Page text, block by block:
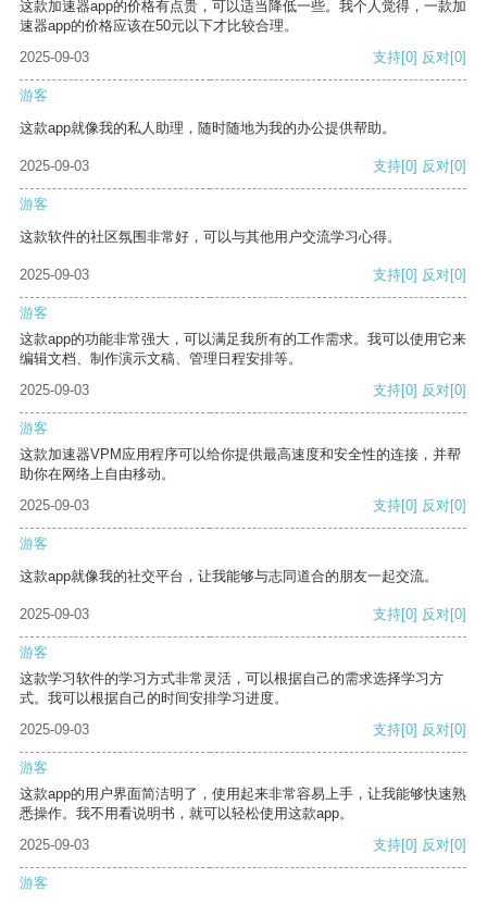
这款加速器app的价格有点贵，可以适当降低一些。我个人觉得，一款加
速器app的价格应该在50元以下才比较合理。
2025-09-03
支持[0] 反对[0]
游客
这款app就像我的私人助理，随时随地为我的办公提供帮助。
2025-09-03 支持[0] 反对[0]
游客
这款软件的社区氛围非常好，可以与其他用户交流学习心得。
2025-09-03 支持[0] 反对[0]
游客
这款app的功能非常强大，可以满足我所有的工作需求。我可以使用它来
编辑文档、制作演示文稿、管理日程安排等。
2025-09-03
支持[0] 反对[0]
游客
这款加速器VPM应用程序可以给你提供最高速度和安全性的连接，并帮
助你在网络上自由移动。
2025-09-03
支持[0] 反对[0]
游客
这款app就像我的社交平台，让我能够与志同道合的朋友一起交流。
2025-09-03 支持[0] 反对[0]
游客
这款学习软件的学习方式非常灵活，可以根据自己的需求选择学习方
式。我可以根据自己的时间安排学习进度。
2025-09-03
支持[0] 反对[0]
游客
这款app的用户界面简洁明了，使用起来非常容易上手，让我能够快速熟
悉操作。我不用看说明书，就可以轻松使用这款app。
2025-09-03
支持[0] 反对[0]
游客